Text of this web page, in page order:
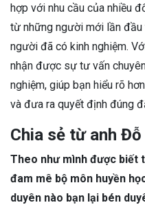
hợp với nhu cầu của nhiều
từ những người mới lần đầu
người đã có kinh nghiệm.
nhận được sự tư vấn
nghiệm, giúp bạn hiểu rõ
và đưa ra quyết định đúng
Chia sẻ từ anh Đỗ
Theo như mình được biết
đam mê bộ môn huyền
duyên nào bạn lại bén